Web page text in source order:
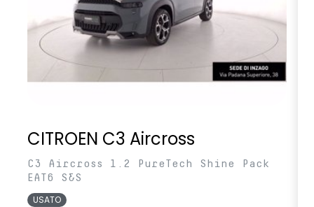
CITROEN C3 Aircross
C3 Aircross 1.2 PureTech Shine Pack
EAT6 S&S
USATO